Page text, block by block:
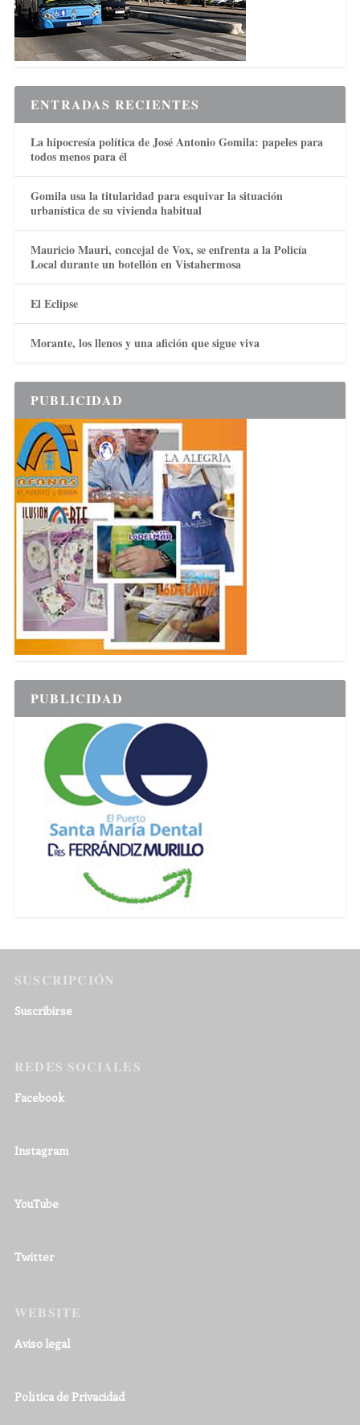
ENTRADAS RECIENTES
La hipocresía política de José Antonio Gomila: papeles para
todos menos para él
Gomila usa la titularidad para esquivar la situación
urbanística de su vivienda habitual
Mauricio Mauri, concejal de Vox, se enfrenta a la Policía
Local durante un botellón en Vistahermosa
El Eclipse
Morante, los llenos y una afición que sigue viva
PUBLICIDAD
PUBLICIDAD
SUSCRIPCIÓN
Suscribirse
REDES SOCIALES
Facebook
Instagram
YouTube
Twitter
WEBSITE
Aviso legal
Política de Privacidad